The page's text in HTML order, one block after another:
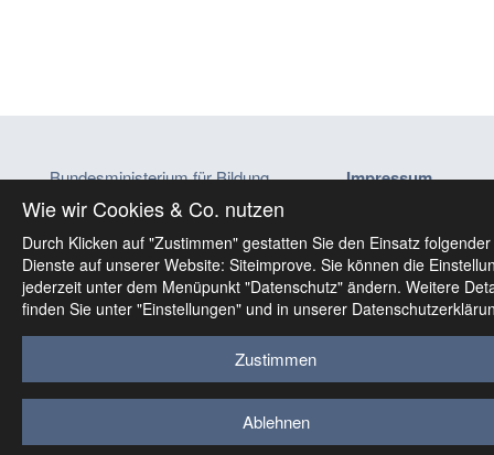
Bundesministerium für Bildung
Minoritenplatz 5, 1010 Wien
ministerium@bmb.gv.at
Impressum
Wie wir Cookies & Co. nutzen
Durch Klicken auf "Zustimmen" gestatten Sie den Einsatz folgender
Dienste auf unserer Website: Siteimprove. Sie können die
jederzeit unter dem Menüpunkt "Datenschutz" ändern. Weitere
finden Sie unter "Einstellungen" und in unserer
Zustimmen
Ablehnen